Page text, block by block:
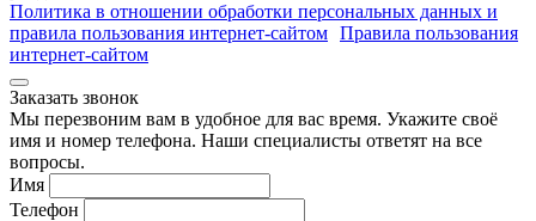
Политика в отношении обработки персональных данных и
правила пользования интернет-сайтом Правила пользования
интернет-сайтом
Заказать звонок
Мы перезвоним вам в удобное для вас время. Укажите своё
имя и номер телефона. Наши специалисты ответят на все
вопросы.
Имя
Телефон